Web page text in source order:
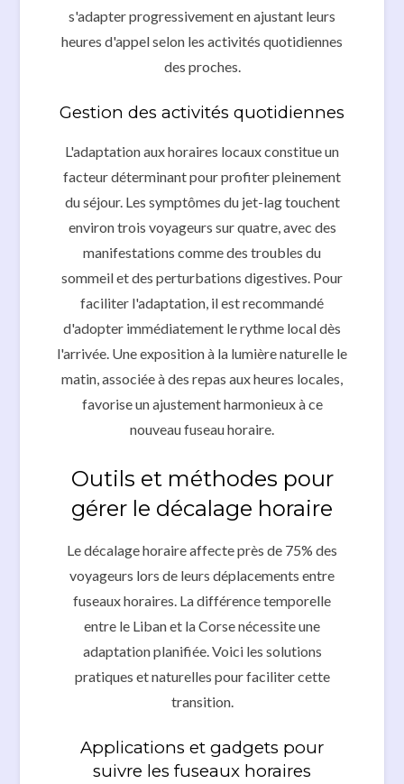
s'adapter progressivement en ajustant leurs
heures d'appel selon les activités quotidiennes
des proches.
Gestion des activités quotidiennes
L'adaptation aux horaires locaux constitue un
facteur déterminant pour profiter pleinement
du séjour. Les symptômes du jet-lag touchent
environ trois voyageurs sur quatre, avec des
manifestations comme des troubles du
sommeil et des perturbations digestives. Pour
faciliter l'adaptation, il est recommandé
d'adopter immédiatement le rythme local dès
l'arrivée. Une exposition à la lumière naturelle le
matin, associée à des repas aux heures locales,
favorise un ajustement harmonieux à ce
nouveau fuseau horaire.
Outils et méthodes pour
gérer le décalage horaire
Le décalage horaire affecte près de 75% des
voyageurs lors de leurs déplacements entre
fuseaux horaires. La différence temporelle
entre le Liban et la Corse nécessite une
adaptation planifiée. Voici les solutions
pratiques et naturelles pour faciliter cette
transition.
Applications et gadgets pour
suivre les fuseaux horaires